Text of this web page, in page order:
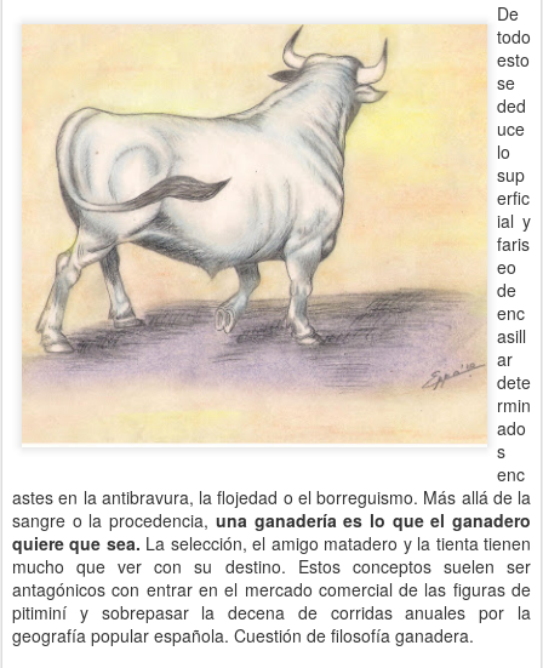
De
todo
esto
se
ded
uce
lo
sup
erfic
ial y
faris
eo
de
enc
asill
ar
dete
rmin
ado
s
enc
astes en la antibravura, la flojedad o el borreguismo. Más allá de la
sangre o la procedencia, una ganadería es lo que el ganadero
quiere que sea. La selección, el amigo matadero y la tienta tienen
mucho que ver con su destino. Estos conceptos suelen ser
antagónicos con entrar en el mercado comercial de las figuras de
pitiminí y sobrepasar la decena de corridas anuales por la
geografía popular española. Cuestión de filosofía ganadera.